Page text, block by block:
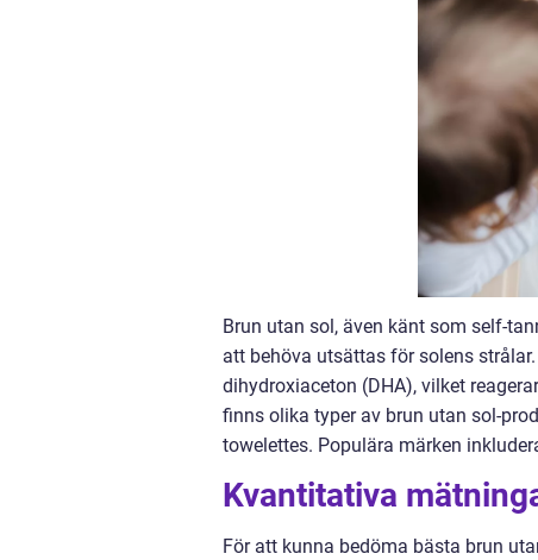
Brun utan sol, även känt som self-
att behöva utsättas för solens
dihydroxiaceton (DHA), vilket
finns olika typer av brun utan sol-
towelettes. Populära märken
Kvantitativa
För att kunna bedöma bästa brun